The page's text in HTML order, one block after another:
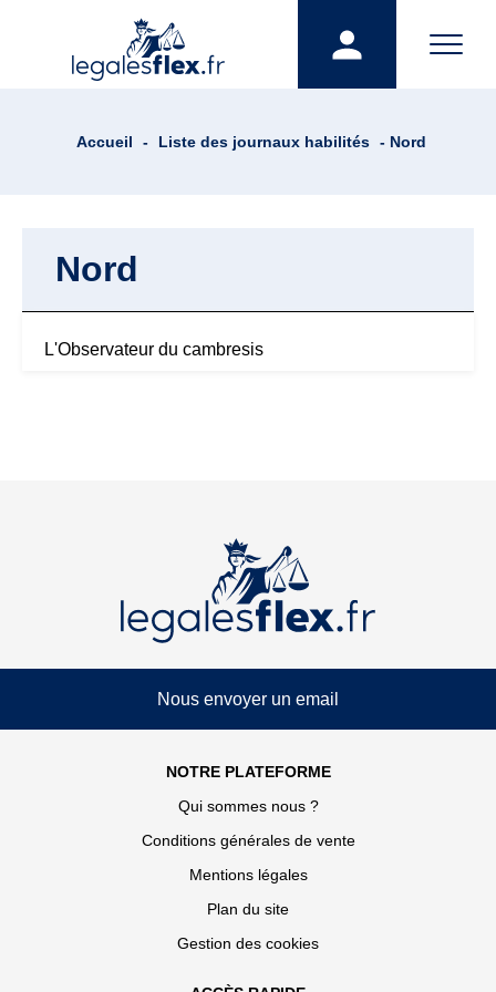
Accueil - Liste des journaux habilités - Nord
Nord
L'Observateur du cambresis
Nous envoyer un email
NOTRE PLATEFORME
Qui sommes nous ?
Conditions générales de vente
Mentions légales
Plan du site
Gestion des cookies